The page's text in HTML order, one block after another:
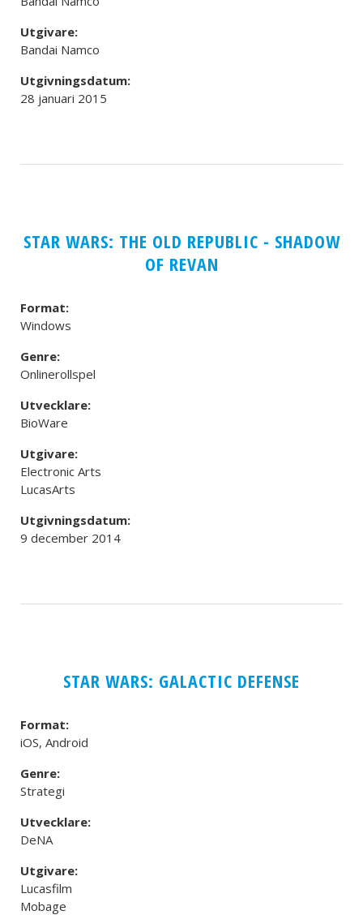
Utgivare:
Bandai Namco
Utgivningsdatum:
28 januari 2015
STAR WARS: THE OLD REPUBLIC - SHADOW
OF REVAN
Format:
Windows
Genre:
Onlinerollspel
Utvecklare:
BioWare
Utgivare:
Electronic Arts
LucasArts
Utgivningsdatum:
9 december 2014
STAR WARS: GALACTIC DEFENSE
Format:
iOS, Android
Genre:
Strategi
Utvecklare:
DeNA
Utgivare:
Lucasfilm
Mobage